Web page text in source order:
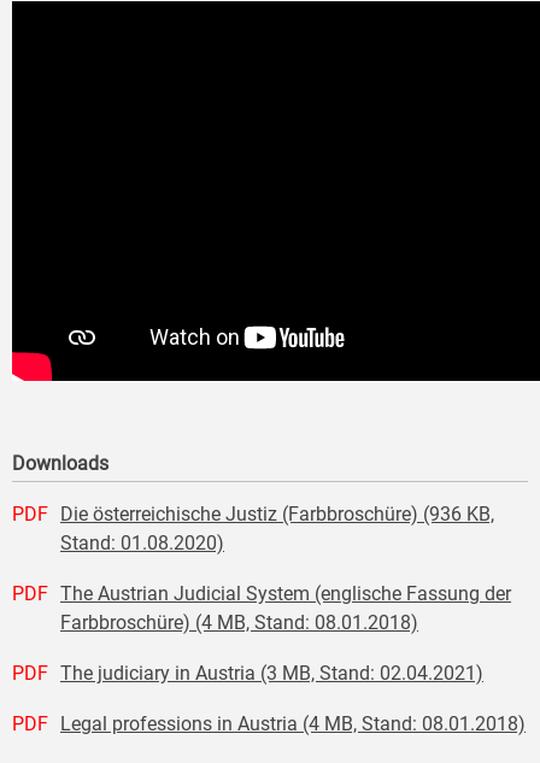
Downloads
PDF
Die österreichische Justiz (Farbbroschüre) (936 KB,
Stand: 01.08.2020)
PDF The Austrian Judicial System (englische Fassung der
Farbbroschüre) (4 MB, Stand: 08.01.2018)
PDF The judiciary in Austria (3 MB, Stand: 02.04.2021)
PDF Legal professions in Austria (4 MB, Stand: 08.01.2018)